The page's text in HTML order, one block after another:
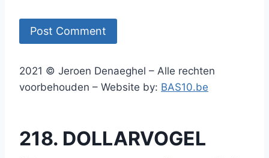
2021 © Jeroen Denaeghel – Alle rechten
voorbehouden – Website by: BAS10.be
218. DOLLARVOGEL